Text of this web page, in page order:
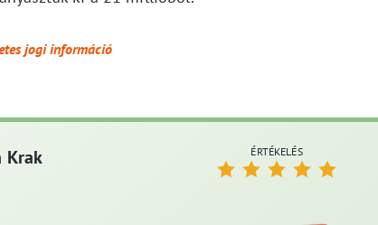
jogi információ
Krak
ÉRTÉKELÉS